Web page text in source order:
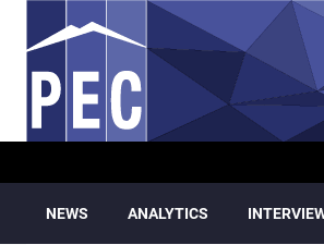
Skip to main content
NEWS ANALYTICS